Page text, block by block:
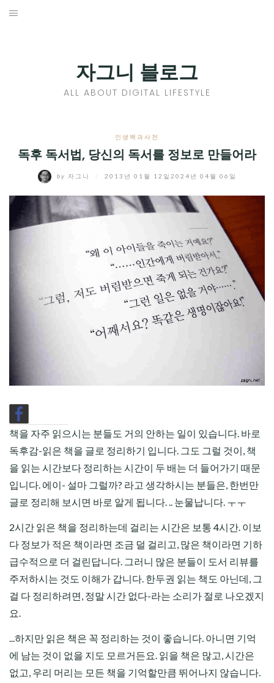
Skip
자그니 블로그
ALL ABOUT DIGITAL LIFESTYLE
인생백과사전
독후 독서법, 당신의 독서를 정보로 만들어라
by 자그니 2013년 01월 12일 2024년 04월 06일
책을 자주 읽으시는 분들도 거의 안하는 일이 있습니다. 바로
독후감-읽은 책을 글로 정리하기 입니다. 그도 그럴 것이, 책
을 읽는 시간보다 정리하는 시간이 두 배는 더 들어가기 때문
입니다. 에이- 설마 그럴까? 라고 생각하시는 분들은, 한번만
글로 정리해 보시면 바로 알게 됩니다. .. 눈물납니다. ㅜㅜ
2시간 읽은 책을 정리하는데 걸리는 시간은 보통 4시간. 이보
다 정보가 적은 책이라면 조금 덜 걸리고, 많은 책이라면 기하
급수적으로 더 걸린답니다. 그러니 많은 분들이 도서 리뷰를
주저하시는 것도 이해가 갑니다. 한두권 읽는 책도 아닌데, 그
걸 다 정리하려면, 정말 시간 없다-라는 소리가 절로 나오겠지
요.
...하지만 읽은 책은 꼭 정리하는 것이 좋습니다. 아니면 기억
에 남는 것이 없을 지도 모르거든요. 읽을 책은 많고, 시간은
없고, 우리 머리는 모든 책을 기억할만큼 뛰어나지 않습니다.
CHILD
MENU
디지털트렌드
디지털라이프
CHILD
MENU
신제품
EXPAND
CHILD
MENU
EXPAND
CHILD
MENU